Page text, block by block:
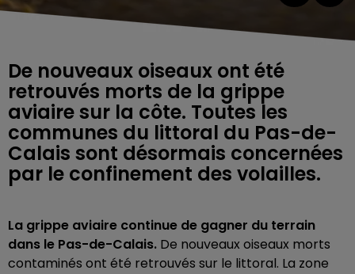
De nouveaux oiseaux ont été
retrouvés morts de la grippe
aviaire sur la côte. Toutes les
communes du littoral du Pas-de-
Calais sont désormais concernées
par le confinement des volailles.
La grippe aviaire continue de gagner du terrain
dans le Pas-de-Calais. De nouveaux oiseaux morts
contaminés ont été retrouvés sur le littoral. La zone